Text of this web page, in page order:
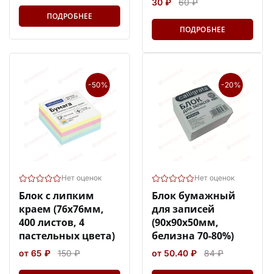
ПОДРОБНЕЕ
30 ₽ 60 ₽
ПОДРОБНЕЕ
-50%
Нет оценок
Блок с липким
краем (76x76мм,
400 листов, 4
пастельных цвета)
от 65 ₽ 150 ₽
-20%
Нет оценок
Блок бумажный
для записей
(90x90х50мм,
белизна 70-80%)
от 50.40 ₽ 84 ₽